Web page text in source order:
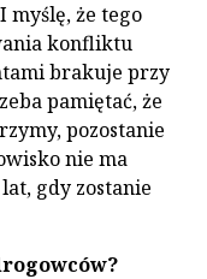
myślę, że tego
konfliktu
brakuje przy
pamiętać, że
pozostanie
nie ma
gdy zostanie